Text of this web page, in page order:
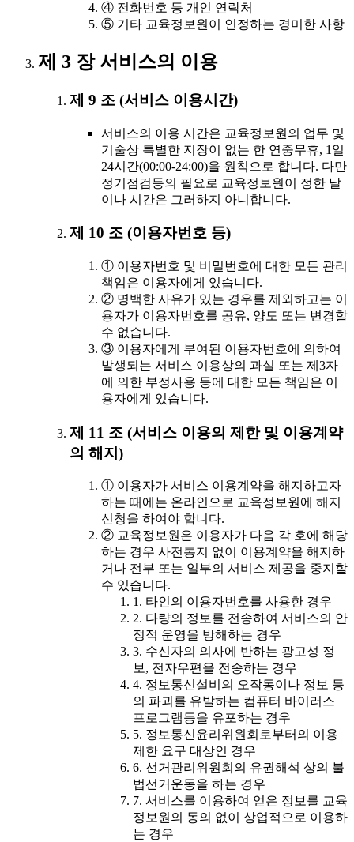
④ 전화번호 등 개인 연락처
⑤ 기타 교육정보원이 인정하는 경미한 사항
제 3 장 서비스의 이용
제 9 조 (서비스 이용시간)
서비스의 이용 시간은 교육정보원의 업무 및
기술상 특별한 지장이 없는 한 연중무휴, 1일
24시간(00:00-24:00)을 원칙으로 합니다. 다만
정기점검등의 필요로 교육정보원이 정한 날
이나 시간은 그러하지 아니합니다.
제 10 조 (이용자번호 등)
① 이용자번호 및 비밀번호에 대한 모든 관리
책임은 이용자에게 있습니다.
② 명백한 사유가 있는 경우를 제외하고는 이
용자가 이용자번호를 공유, 양도 또는 변경할
수 없습니다.
③ 이용자에게 부여된 이용자번호에 의하여
발생되는 서비스 이용상의 과실 또는 제3자
에 의한 부정사용 등에 대한 모든 책임은 이
용자에게 있습니다.
제 11 조 (서비스 이용의 제한 및 이용계약
의 해지)
① 이용자가 서비스 이용계약을 해지하고자
하는 때에는 온라인으로 교육정보원에 해지
신청을 하여야 합니다.
② 교육정보원은 이용자가 다음 각 호에 해당
하는 경우 사전통지 없이 이용계약을 해지하
거나 전부 또는 일부의 서비스 제공을 중지할
수 있습니다.
1. 타인의 이용자번호를 사용한 경우
2. 다량의 정보를 전송하여 서비스의 안
정적 운영을 방해하는 경우
3. 수신자의 의사에 반하는 광고성 정
보, 전자우편을 전송하는 경우
4. 정보통신설비의 오작동이나 정보 등
의 파괴를 유발하는 컴퓨터 바이러스
프로그램등을 유포하는 경우
5. 정보통신윤리위원회로부터의 이용
제한 요구 대상인 경우
6. 선거관리위원회의 유권해석 상의 불
법선거운동을 하는 경우
7. 서비스를 이용하여 얻은 정보를 교육
정보원의 동의 없이 상업적으로 이용하
는 경우